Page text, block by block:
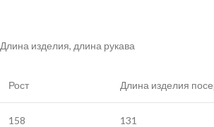
Длина изделия, длина рукава
Рост Длина изделия
158 131